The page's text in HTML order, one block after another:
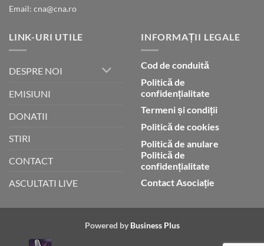
Email: cna@cna.ro
LINK-URI UTILE
DESPRE NOI
EMISIUNI
DONATII
STIRI
CONTACT
ASCULTATI LIVE
INFORMAȚII LEGALE
Cod de conduită
Politică de
confidențialitate
Termeni și condiții
Politică de cookies
Politică de anulare
Politică de
confidențialitate
Contact Asociație
Powered by Business Plus